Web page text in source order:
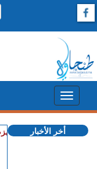
+ المغرب يهزم
أخر الأخبار